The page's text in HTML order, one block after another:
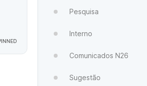
Pesquisa
Interno
Comunicados N26
Sugestão